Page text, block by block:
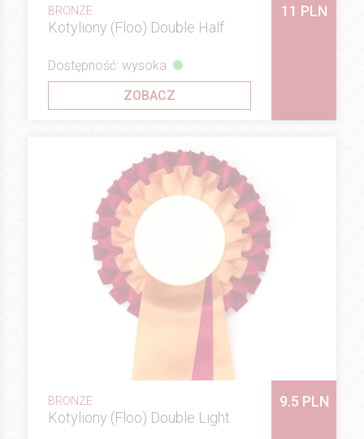
BRONZE
Kotyliony (Floo) Double Half
11 PLN
Dostępność: wysoka
ZOBACZ
BRONZE
Kotyliony (Floo) Double Light
9.5 PLN